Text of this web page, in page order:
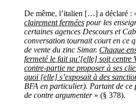
De même, l’italien […] a déclaré :
clairement fermées pour les
certaines agences Descours et
conversation tournait court en ce
de vente du zinc Simar. Chaque
fermeté le fait qu’[elle] soit centre
contre-partie ne proposer à ses
quoi [elle] s’exposait à des
BFA en particulier). Partant de ce
de contre argumenter » (§ 378).